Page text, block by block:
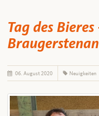
Tag des
06. August 2020 Neuigkeiten